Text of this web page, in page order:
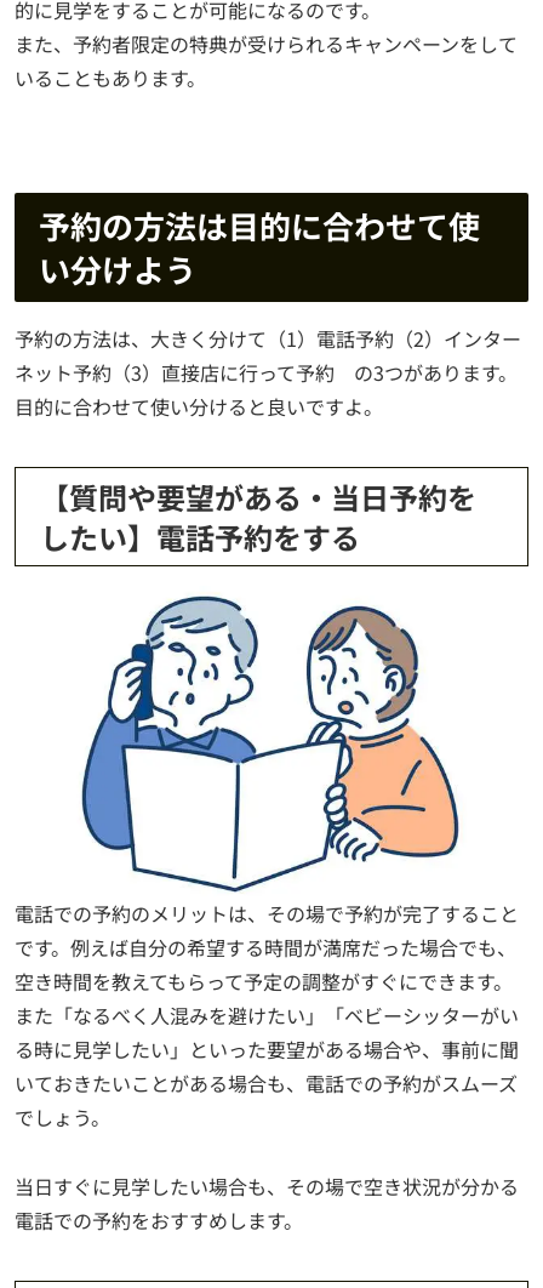
的に見学をすることが可能になるのです。
また、予約者限定の特典が受けられるキャンペーンをして
いることもあります。
予約の方法は目的に合わせて使
い分けよう
予約の方法は、大きく分けて（1）電話予約（2）インター
ネット予約（3）直接店に行って予約 の3つがあります。
目的に合わせて使い分けると良いですよ。
【質問や要望がある・当日予約を
したい】電話予約をする
電話での予約のメリットは、その場で予約が完了すること
です。例えば自分の希望する時間が満席だった場合でも、
空き時間を教えてもらって予定の調整がすぐにできます。
また「なるべく人混みを避けたい」「ベビーシッターがい
る時に見学したい」といった要望がある場合や、事前に聞
いておきたいことがある場合も、電話での予約がスムーズ
でしょう。
当日すぐに見学したい場合も、その場で空き状況が分かる
電話での予約をおすすめします。